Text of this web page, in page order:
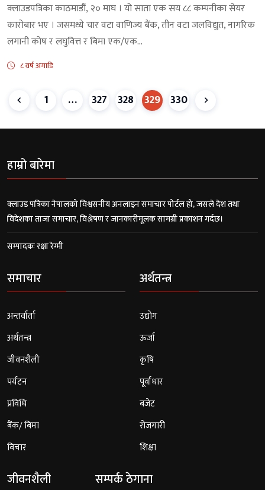
क्लाउडपत्रिका काठमाडौं, २० माघ । यो साता एक सय ८८ कम्पनीका सेयर
कारोबार भए । जसमध्ये चार वटा वाणिज्य बैंक, तीन वटा जलविद्युत, नागरिक
लगानी कोष र लघुवित्त र बिमा एक/एक...
८ वर्ष अगाडि
1 … 327 328 329 330
हाम्रो बारेमा
क्लाउड पत्रिका नेपालको विश्वसनीय अनलाइन समाचार पोर्टल हो, जसले देश तथा
विदेशका ताजा समाचार, विश्लेषण र जानकारीमूलक सामग्री प्रकाशन गर्दछ।
सम्पादकः रक्षा रेग्मी
समाचार
अन्तर्वार्ता
अर्थतन्त्र
जीवनशैली
पर्यटन
प्रविधि
बैंक/ बिमा
विचार
अर्थतन्त्र
उद्योग
ऊर्जा
कृषि
पूर्वाधार
बजेट
रोजगारी
शिक्षा
जीवनशैली सम्पर्क ठेगाना